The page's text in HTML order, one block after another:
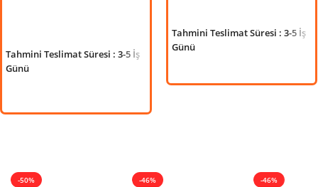
Tahmini Teslimat Süresi : 3-5 İş
Günü
Tahmini Teslimat Süresi : 3-5 İş
Tahmini Teslimat Süresi : 3-5 İş
Günü
-50% -46% -46%